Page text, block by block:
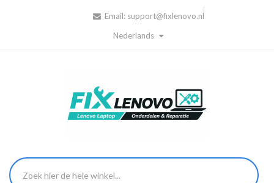
Email: support@fixlenovo.nl
Nederlands